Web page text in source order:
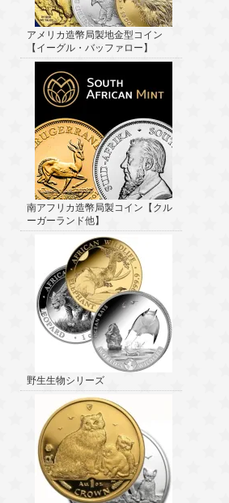
アメリカ造幣局製地金型コイン
【イーグル・バッファロー】
南アフリカ造幣局製コイン【クル
ーガーランド他】
野生生物シリーズ